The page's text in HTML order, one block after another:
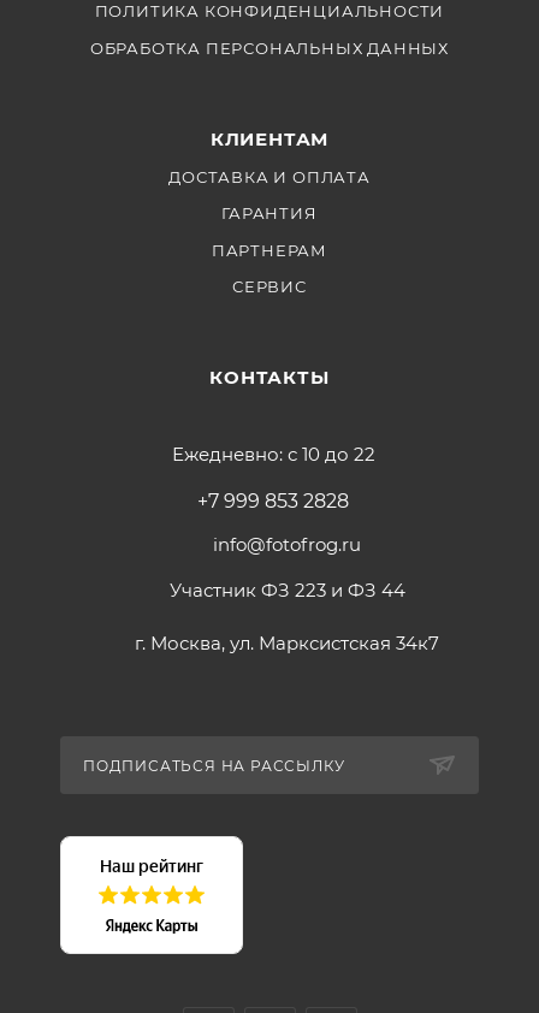
ПОЛИТИКА КОНФИДЕНЦИАЛЬНОСТИ
ОБРАБОТКА ПЕРСОНАЛЬНЫХ ДАННЫХ
КЛИЕНТАМ
ДОСТАВКА И ОПЛАТА
ГАРАНТИЯ
ПАРТНЕРАМ
СЕРВИС
КОНТАКТЫ
Ежедневно: с 10 до 22
+7 999 853 2828
info@fotofrog.ru
Участник ФЗ 223 и ФЗ 44
г. Москва, ул. Марксистская 34к7
ПОДПИСАТЬСЯ НА РАССЫЛКУ